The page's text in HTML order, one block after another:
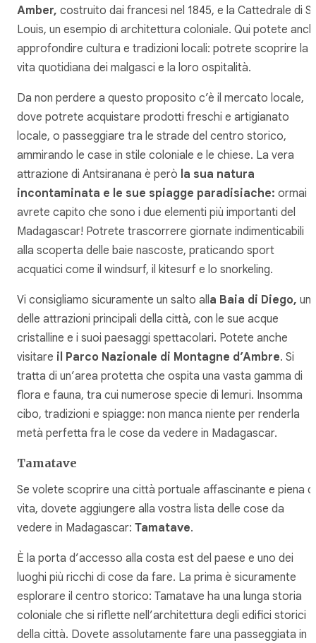
Amber, costruito dai francesi nel 1845, e la Cattedrale di
Louis, un esempio di architettura coloniale. Qui potete
approfondire cultura e tradizioni locali: potrete scoprire la
vita quotidiana dei malgasci e la loro ospitalità.
Da non perdere a questo proposito c’è il mercato locale,
dove potrete acquistare prodotti freschi e artigianato
locale, o passeggiare tra le strade del centro storico,
ammirando le case in stile coloniale e le chiese. La vera
attrazione di Antsiranana è però la sua natura
incontaminata e le sue spiagge paradisiache: ormai
avrete capito che sono i due elementi più importanti del
Madagascar! Potrete trascorrere giornate indimenticabili
alla scoperta delle baie nascoste, praticando sport
acquatici come il windsurf, il kitesurf e lo snorkeling.
Vi consigliamo sicuramente un salto alla Baia di Diego,
delle attrazioni principali della città, con le sue acque
cristalline e i suoi paesaggi spettacolari. Potete anche
visitare il Parco Nazionale di Montagne d’Ambre. Si
tratta di un’area protetta che ospita una vasta gamma di
flora e fauna, tra cui numerose specie di lemuri. Insomma
cibo, tradizioni e spiagge: non manca niente per renderla
metà perfetta fra le cose da vedere in Madagascar.
Tamatave
Se volete scoprire una città portuale affascinante e piena di
vita, dovete aggiungere alla vostra lista delle cose da
vedere in Madagascar: Tamatave.
È la porta d’accesso alla costa est del paese e uno dei
luoghi più ricchi di cose da fare. La prima è sicuramente
esplorare il centro storico: Tamatave ha una lunga storia
coloniale che si riflette nell’architettura degli edifici storici
della città. Dovete assolutamente fare una passeggiata in